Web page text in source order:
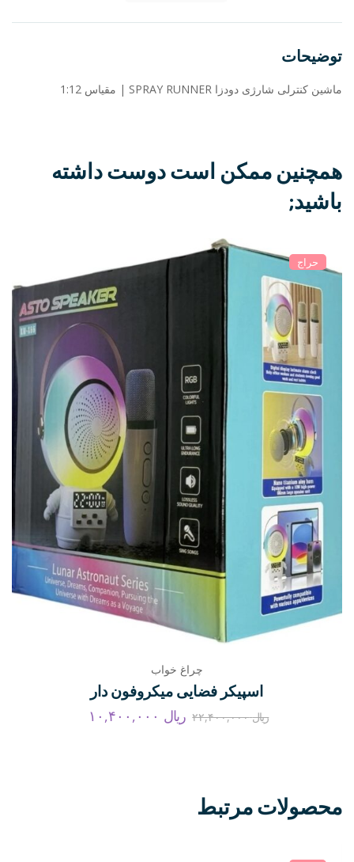
توضیحات
ماشین کنترلی شارژی دودزا SPRAY RUNNER | مقیاس 1:12
همچنین ممکن است دوست داشته
باشید;
حراج
چراغ خواب
اسپیکر فضایی میکروفون دار
ریال ریال۲۲,۴۰۰,۰۰۰
محصولات مرتبط